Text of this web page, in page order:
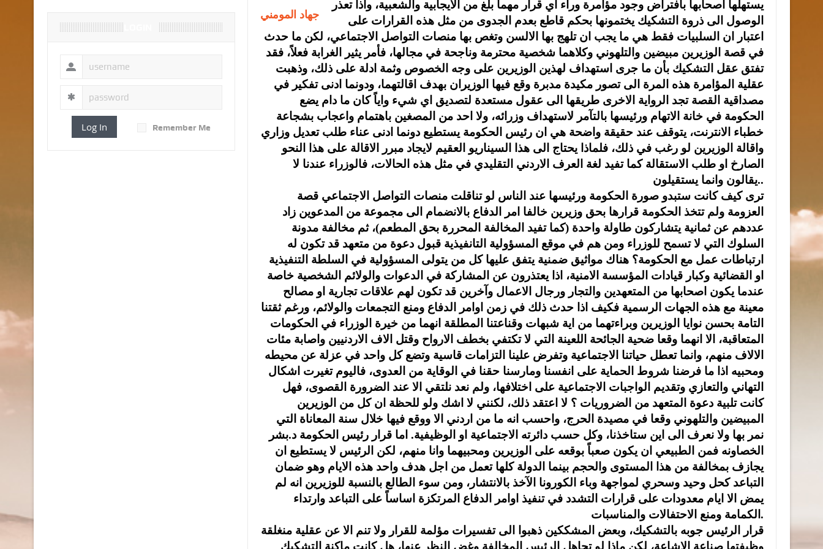
جهاد المومني
يستهلها اصحابها بافتراض وجود مؤامرة وراء اي قرار مهما بلغ من الايجابية والشعبية، واذا تعذر
الوصول الى ذروة التشكيك يختمونها بحكم قاطع بعدم الجدوى من مثل هذه القرارات على
اعتبار ان السلبيات فقط هي ما يجب ان تلهج بها الالسن وتغص بها منصات التواصل الاجتماعي، لكن ما حدث
في قصة الوزيرين مبيضين والتلهوني وكلاهما شخصية محترمة وناجحة في مجالها، فأمر يثير الغرابة فعلاً، فقد
تفتق عقل التشكيك بأن ما جرى استهداف لهذين الوزيرين على وجه الخصوص وثمة ادلة على ذلك، وذهبت
عقلية المؤامرة هذه المرة الى تصور مكيدة مدبرة وقع فيها الوزيران بهدف اقالتهما، ودونما ادنى تفكير في
مصداقية القصة تجد الرواية الاخرى طريقها الى عقول مستعدة لتصديق اي شيء واياً كان ما دام يضع
الحكومة في خانة الاتهام ورئيسها بالتآمر لاستهداف وزرائه، ولا احد من المصغين باهتمام واعجاب بشجاعة
خطباء الانترنت، يتوقف عند حقيقة واضحة هي ان رئيس الحكومة يستطيع دونما ادنى عناء طلب تعديل وزاري
واقالة الوزيرين لو رغب في ذلك، فلماذا يحتاج الى هذا السيناريو العقيم لايجاد مبرر الاقالة على هذا النحو
الصارخ او طلب الاستقالة كما تفيد لغة العرف الاردني التقليدي في مثل هذه الحالات، فالوزراء عندنا لا
يقالون وانما يستقيلون..
ترى كيف كانت ستبدو صورة الحكومة ورئيسها عند الناس لو تناقلت منصات التواصل الاجتماعي قصة
العزومة ولم تتخذ الحكومة قرارها بحق وزيرين خالفا امر الدفاع بالانضمام الى مجموعة من المدعوين زاد
عددهم عن ثمانية يتشاركون طاولة واحدة (كما تفيد المخالفة المحررة بحق المطعم)، ثم مخالفة مدونة
السلوك التي لا تسمح للوزراء ومن هم في موقع المسؤولية التانفيذية قبول دعوة من متعهد قد تكون له
ارتباطات عمل مع الحكومة؟ هناك مواثيق ضمنية يتفق عليها كل من يتولى المسؤولية في السلطة التنفيذية
او القضائية وكبار قيادات المؤسسة الامنية، اذا يعتذرون عن المشاركة في الدعوات والولائم الشخصية خاصة
عندما يكون اصحابها من المتعهدين والتجار ورجال الاعمال وآخرين قد تكون لهم علاقات تجارية او مصالح
معينة مع هذه الجهات الرسمية فكيف اذا حدث ذلك في زمن اوامر الدفاع ومنع التجمعات والولائم، ورغم ثقتنا
التامة بحسن نوايا الوزيرين وبراءتهما من اية شبهات وقناعتنا المطلقة انهما من خيرة الوزراء في الحكومات
المتعاقبة، الا انهما وقعا ضحية الجائحة اللعينة التي لا تكتفي بخطف الارواح وقتل الاف الاردنيين واصابة مئات
الالاف منهم، وانما تعطل حياتنا الاجتماعية وتفرض علينا التزامات قاسية وتضع كل واحد في عزلة عن محيطه
ومحبيه اذا ما فرضنا شروط الحماية على انفسنا ومارسنا حقنا في الوقاية من العدوى، فاليوم تغيرت اشكال
التهاني والتعازي وتقديم الواجبات الاجتماعية على اختلافها، ولم نعد نلتقي الا عند الضرورة القصوى، فهل
كانت تلبية دعوة المتعهد من الضروريات ؟ لا اعتقد ذلك، لكنني لا اشك ولو للحظة ان كل من الوزيرين
المبيضين والتلهوني وقعا في مصيدة الحرج، واحسب انه ما من اردني الا ووقع فيها خلال سنة المعاناة التي
نمر بها ولا نعرف الى اين ستاخذنا، وكل حسب دائرته الاجتماعية او الوظيفية. اما قرار رئيس الحكومة د.بشر
الخصاونه فمن الطبيعي ان يكون صعباً بوقعه على الوزيرين ومحبيهما وانا منهم، لكن الرئيس لا يستطيع ان
يجازف بمخالفة من هذا المستوى والحجم بينما الدولة كلها تعمل من اجل هدف واحد هذه الايام وهو ضمان
التباعد كحل وحيد وسحري لمواجهة وباء الكورونا الآخذ بالانتشار، ومن سوء الطالع بالنسبة للوزيرين انه لم
يمض الا ايام معدودات على قرارات التشدد في تنفيذ اوامر الدفاع المرتكزة اساساً على التباعد وارتداء
الكمامة ومنع الاحتفالات والمناسبات.
قرار الرئيس جوبه بالتشكيك، وبعض المشككين ذهبوا الى تفسيرات مؤلمة للقرار ولا تنم الا عن عقلية منغلقة
وظيفتها صناعة الاشاعة، لكن ماذا لو تجاهل الرئيس المخالفة وغض النظر عنها، هل كانت ماكنة التشكيك
Log In Remember Me